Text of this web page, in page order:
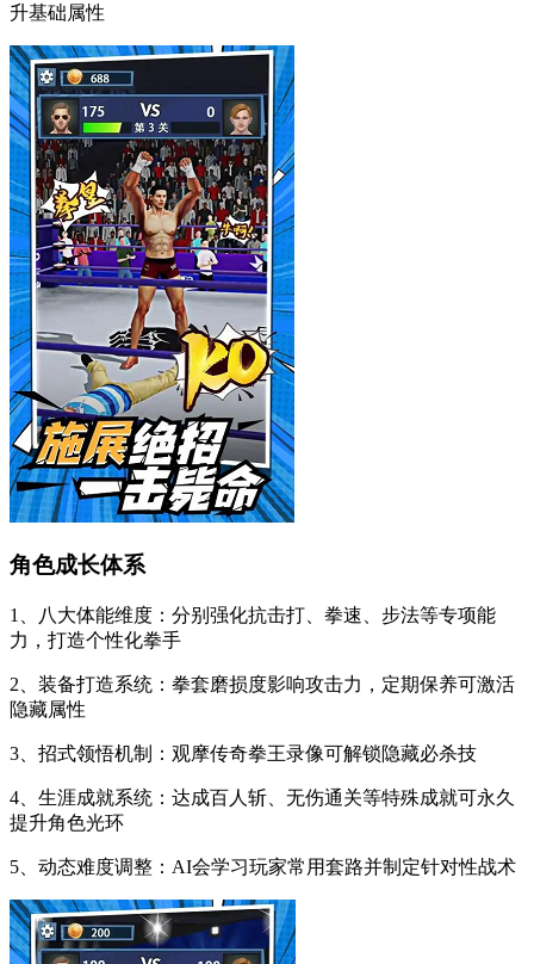
升基础属性
角色成长体系
1、八大体能维度：分别强化抗击打、拳速、步法等专项能
力，打造个性化拳手
2、装备打造系统：拳套磨损度影响攻击力，定期保养可激活
隐藏属性
3、招式领悟机制：观摩传奇拳王录像可解锁隐藏必杀技
4、生涯成就系统：达成百人斩、无伤通关等特殊成就可永久
提升角色光环
5、动态难度调整：AI会学习玩家常用套路并制定针对性战术